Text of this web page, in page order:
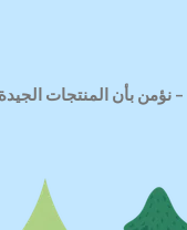
–نؤمن بأن المنتجات